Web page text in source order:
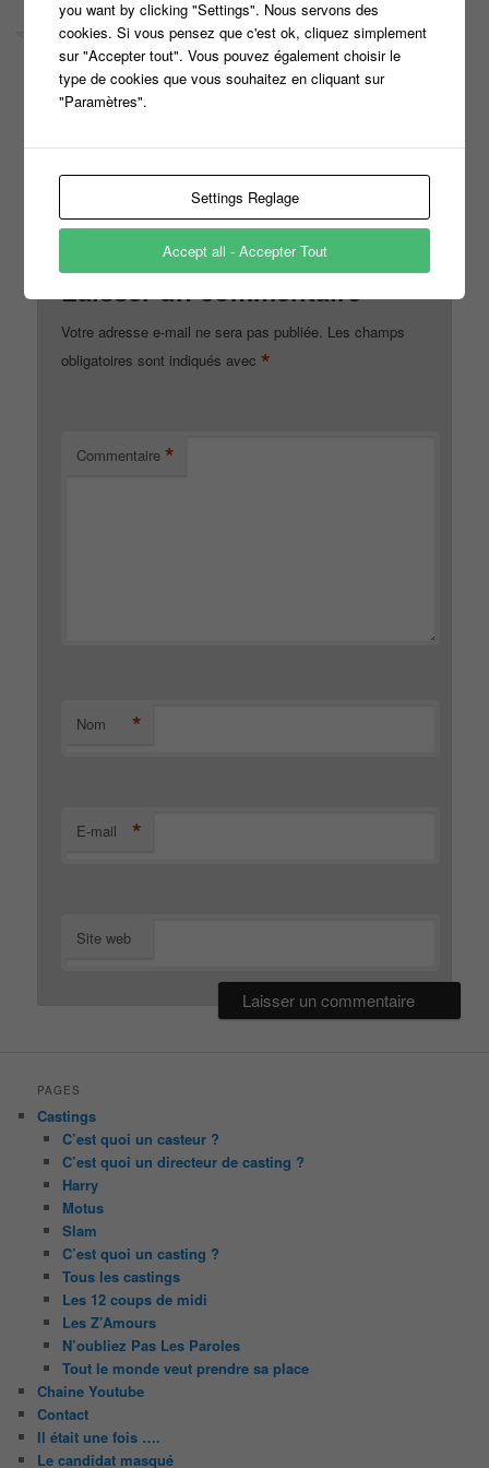
ça sent le poisson ce post !!!!
Laisser un commentaire
Votre adresse e-mail ne sera pas publiée. Les champs
obligatoires sont indiqués avec *
Commentaire *
Nom *
E-mail *
Site web
PAGES
Castings
C’est quoi un casteur ?
C’est quoi un directeur de casting ?
Harry
Motus
Slam
C’est quoi un casting ?
Tous les castings
Les 12 coups de midi
Les Z’Amours
N’oubliez Pas Les Paroles
Tout le monde veut prendre sa place
Chaine Youtube
Contact
Il était une fois ….
Le candidat masqué
you want by clicking "Settings". Nous servons des
cookies. Si vous pensez que c'est ok, cliquez simplement
sur "Accepter tout". Vous pouvez également choisir le
type de cookies que vous souhaitez en cliquant sur
"Paramètres".
Settings Reglage
Accept all - Accepter Tout